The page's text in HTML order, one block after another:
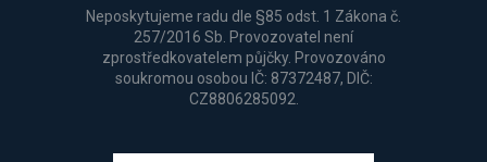
Neposkytujeme radu dle §85 odst. 1 Zákona č.
257/2016 Sb. Provozovatel není
zprostředkovatelem půjčky. Provozováno
soukromou osobou IČ: 87372487, DIČ:
CZ8806285092.